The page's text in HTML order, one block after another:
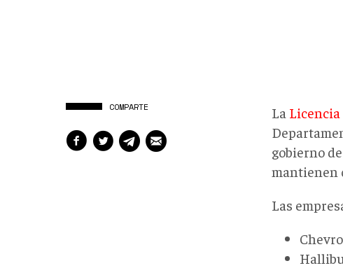
COMPARTE La Licencia
gobierno
mantienen
Las